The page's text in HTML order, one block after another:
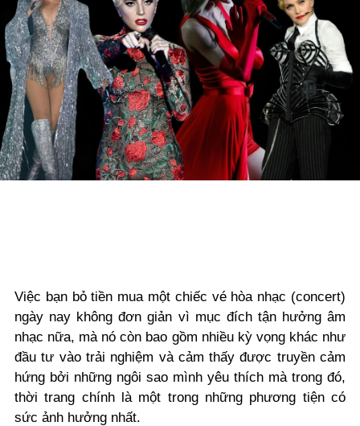
Việc bạn bỏ tiền mua một chiếc vé hòa nhạc (concert)
ngày nay không đơn giản vì mục đích tận hưởng âm
nhạc nữa, mà nó còn bao gồm nhiều kỳ vọng khác như
đầu tư vào trải nghiệm và cảm thấy được truyền cảm
hứng bởi những ngôi sao mình yêu thích mà trong đó,
thời trang chính là một trong những phương tiện có
sức ảnh hưởng nhất.